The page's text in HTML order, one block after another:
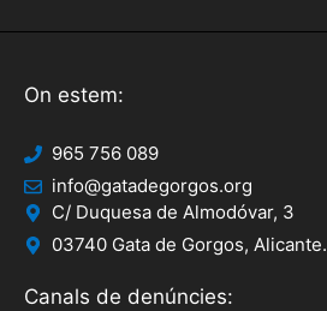
On estem:
965 756 089
info@gatadegorgos.org
C/ Duquesa de Almodóvar, 3
03740 Gata de Gorgos, Alicante.
Canals de denúncies: